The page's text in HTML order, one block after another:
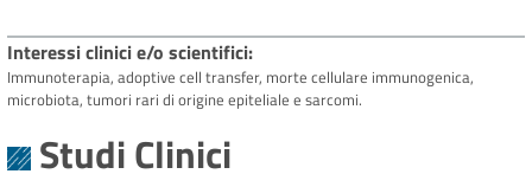
Interessi clinici e/o scientifici
Immunoterapia, adoptive cell transfer, morte cellulare immunogenica,
microbiota, tumori rari di origine epiteliale e sarcomi.
Studi Clinici